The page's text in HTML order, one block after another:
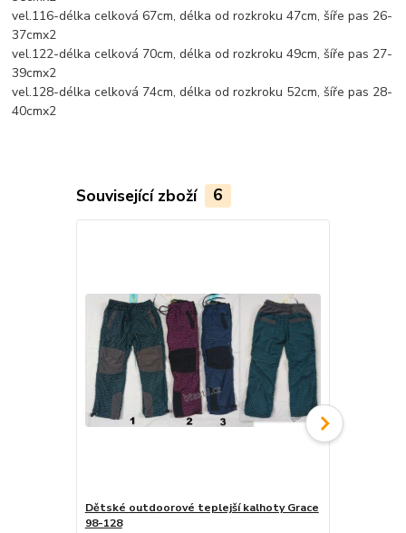
vel.116-délka celková 67cm, délka od rozkroku 47cm, šíře pas 26-
37cmx2
vel.122-délka celková 70cm, délka od rozkroku 49cm, šíře pas 27-
39cmx2
vel.128-délka celková 74cm, délka od rozkroku 52cm, šíře pas 28-
40cmx2
Související zboží 6
Dětské outdoorové teplejší kalhoty Grace
98-128